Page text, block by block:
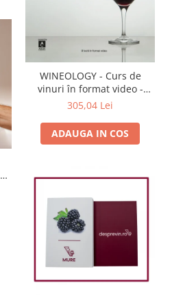
WINEOLOGY - Curs de
vinuri în format video -
LEVEL 1
305,04 Lei
ADAUGA IN COS